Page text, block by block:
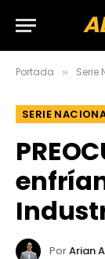
Portada » Serie
SERIE
PorArian